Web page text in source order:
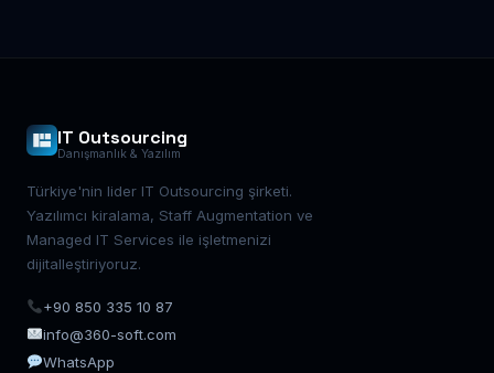
IT Outsourcing
Danışmanlık & Yazılım
Türkiye'nin lider IT Outsourcing şirketi.
Yazılımcı kiralama, Staff Augmentation ve
Managed IT Services ile işletmenizi
dijitalleştiriyoruz.
+90 850 335 10 87
info@360-soft.com
WhatsApp